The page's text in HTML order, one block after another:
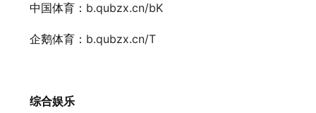
中国体育： b.qubzx.cn/bK
企鹅体育： b.qubzx.cn/T
综合娱乐